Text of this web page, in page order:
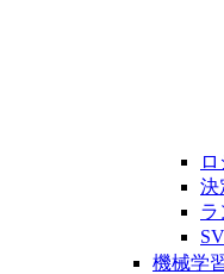
決
ラ
機械学